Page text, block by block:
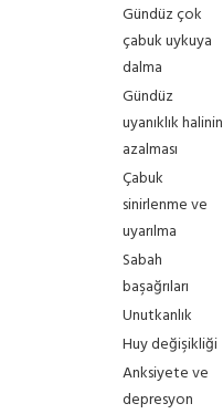
Gündüz çok
çabuk uykuya
dalma
Gündüz
uyanıklık halinin
azalması
Çabuk
sinirlenme ve
uyarılma
Sabah
başağrıları
Unutkanlık
Huy değişikliği
Anksiyete ve
depresyon